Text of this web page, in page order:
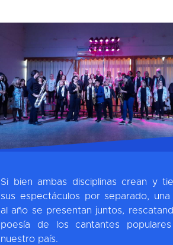
Si bien ambas disciplinas crean y
sus espectáculos por separado, una
al año se presentan juntos,
poesía de los cantantes
nuestro país.